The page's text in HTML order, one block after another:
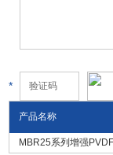
*
产品名称
MBR25系列增强